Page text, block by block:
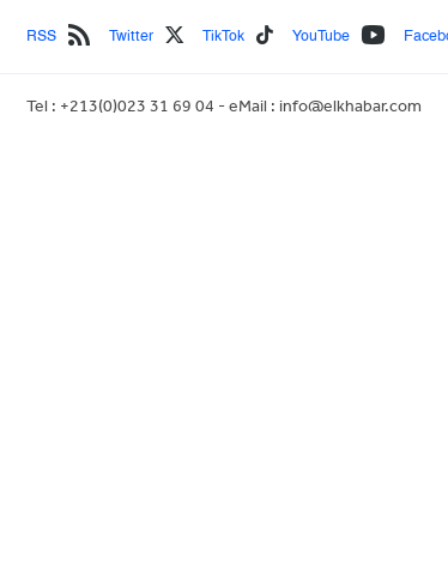
YouTube
TikTok
Twitter
RSS
Tel : +213(0)023 31 69 04 - eMail :